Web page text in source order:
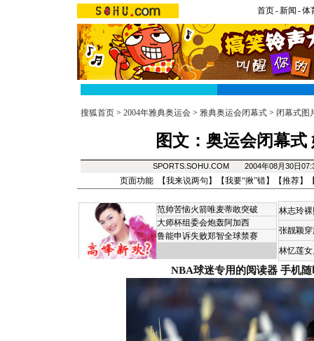
首页-新闻 -体
搜狐首页 > 2004年雅典奥运会 > 雅典奥运会闭幕式 > 闭幕式图
图文：奥运会闭幕式
SPORTS.SOHU.COM 2004年08月30日
页面功能 【我来说两句 】【我要“揪”错】【推荐】
范帅苦恼火箭唯麦蒂敢突破
大师杯组委会炮轰阿加西
鲁能申诉失败郑智全球禁赛
林志玲
张靓颖
林忆莲
NBA球迷专用的阅读器 手机